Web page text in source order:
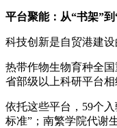
平台聚能：从“书架”
科技创新是自贸港建
热带作物生物育种全
省部级以上科研平台
依托这些平台，59个
标准”；南繁学院代谢